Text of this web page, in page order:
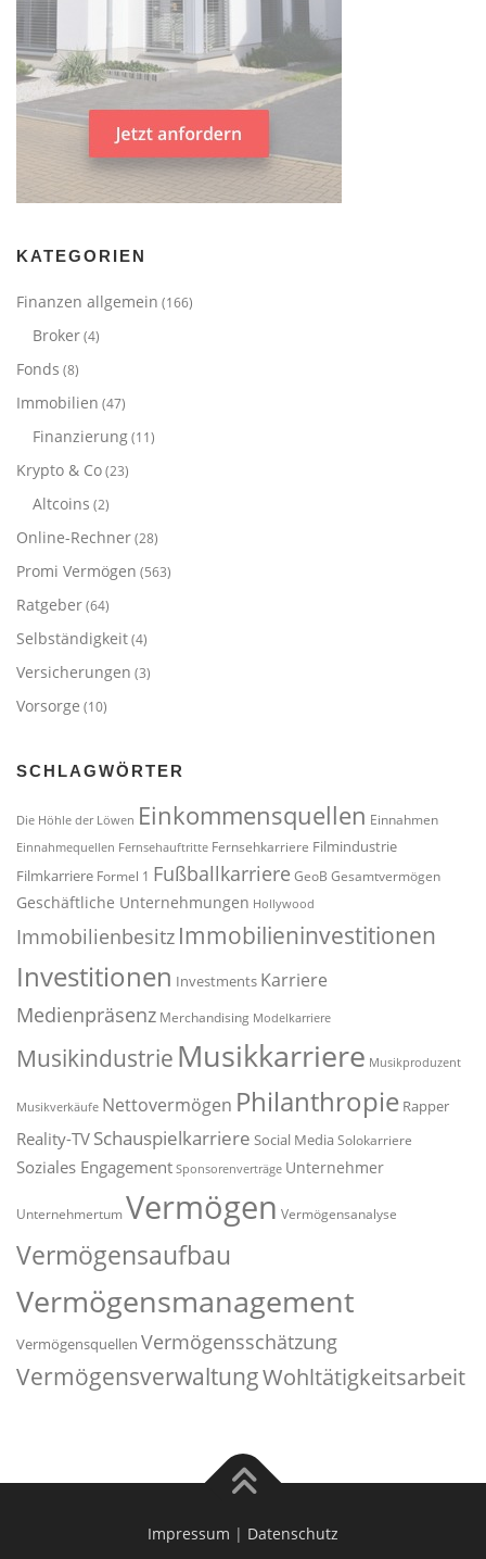
KATEGORIEN
Finanzen allgemein (166)
Broker(4)
Fonds (8)
Immobilien (47)
Finanzierung(11)
Krypto & Co(23)
Altcoins (2)
Online-Rechner(28)
Promi Vermögen (563)
Ratgeber(64)
Selbständigkeit(4)
Versicherungen (3)
Vorsorge (10)
SCHLAGWÖRTER
Die Höhle der Löwen Einkommensquellen Einnahmen
Einnahmequellen Fernsehauftritte Fernsehkarriere Filmindustrie
Filmkarriere Formel 1 Fußballkarriere GeoB Gesamtvermögen
Geschäftliche Unternehmungen Hollywood
Immobilienbesitz Immobilieninvestitionen
Investitionen Investments Karriere
Medienpräsenz Merchandising Modelkarriere
Musikindustrie Musikkarriere Musikproduzent
Musikverkäufe Nettovermögen Philanthropie Rapper
Reality-TV Schauspielkarriere Social MediaSolokarriere
Soziales Engagement Sponsorenverträge Unternehmer
UnternehmertumVermögen Vermögensanalyse
Vermögensaufbau
Vermögensmanagement
Vermögensquellen Vermögensschätzung
VermögensverwaltungWohltätigkeitsarbeit
Impressum | Datenschutz